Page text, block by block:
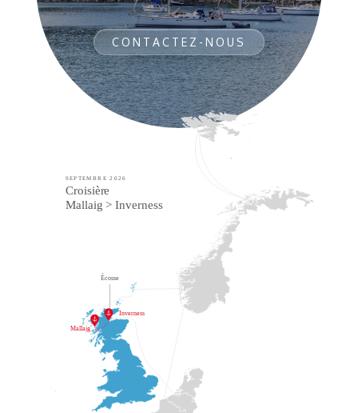
CONTACTEZ-NOUS